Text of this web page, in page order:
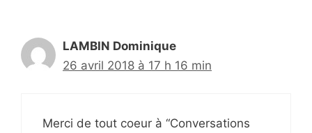
LAMBIN Dominique
26 avril 2018 à 17 h 16 min
Merci de tout coeur à “Conversations